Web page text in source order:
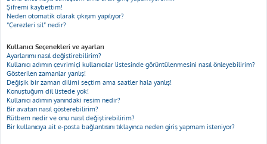
Şifremi kaybettim!
Neden otomatik olarak çıkışım yapılıyor?
“Çerezleri sil” nedir?
Kullanıcı Seçenekleri ve ayarları
Ayarlarımı nasıl değiştirebilirim?
Kullanıcı adımın çevrimiçi kullanıcılar listesinde görüntülenmesini nasıl önleyebilirim?
Gösterilen zamanlar yanlış!
Değişik bir zaman dilimi seçtim ama saatler hala yanlış!
Konuştuğum dil listede yok!
Kullanıcı adımın yanındaki resim nedir?
Bir avatarı nasıl gösterebilirim?
Rütbem nedir ve onu nasıl değiştirebilirim?
Bir kullanıcıya ait e-posta bağlantısını tıklayınca neden giriş yapmam isteniyor?